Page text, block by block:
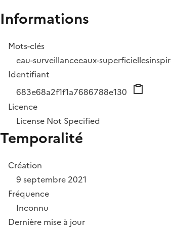
Informations
Mots-clés
eau-surveillanceeaux-superficielles
Identifiant
683e68a2f1f1a7686788e130
Licence
License Not Specified
Temporalité
Création
9 septembre 2021
Fréquence
Inconnu
Dernière mise à jour